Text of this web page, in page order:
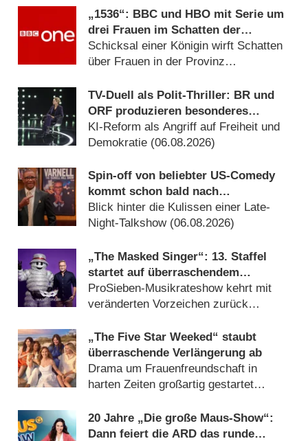
„1536“: BBC und HBO mit Serie um
drei Frauen im Schatten der
Verhaftung von Anne Boleyn
Schicksal einer Königin wirft Schatten
über Frauen in der Provinz
TV-Duell als Polit-Thriller: BR und
ORF produzieren besonderes
Fernseh-Kammerspiel
KI-Reform als Angriff auf Freiheit und
Demokratie (06.08.2026)
Spin-off von beliebter US-Comedy
kommt schon bald nach
Deutschland
Blick hinter die Kulissen einer Late-
Night-Talkshow (06.08.2026)
„The Masked Singer“: 13. Staffel
startet auf überraschendem
Sendeplatz und viel früher als
zuletzt
ProSieben-Musikrateshow kehrt mit
veränderten Vorzeichen zurück
„The Five Star Weeked“ staubt
überraschende Verlängerung ab
Drama um Frauenfreundschaft in
harten Zeiten großartig gestartet
20 Jahre „Die große Maus-Show“:
Dann feiert die ARD das runde